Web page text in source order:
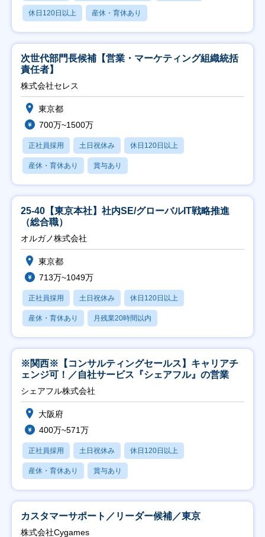
休日120日以上 産休・育休あり
次世代部門長候補【営業・マーケティング組織統括
責任者】
株式会社セレス
東京都
700万~1500万
正社員採用 土日祝休み 休日120日以上
産休・育休あり 賞与あり
25-40【東京本社】社内SE/グローバルIT戦略推進
（総合職）
オルガノ株式会社
東京都
713万~1049万
正社員採用 土日祝休み 休日120日以上
産休・育休あり 月残業20時間以内
※関西※【コンサルティングセールス】キャリアチ
ェンジ可！／自社サービス『シェアフル』の営業
シェアフル株式会社
大阪府
400万~571万
正社員採用 土日祝休み 休日120日以上
産休・育休あり 賞与あり
カスタマーサポート／リーダー候補／東京
株式会社Cygames